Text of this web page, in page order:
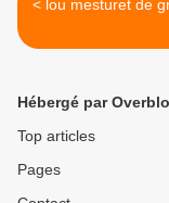
< lou mesturet de
Hébergé par
Top articles
Pages